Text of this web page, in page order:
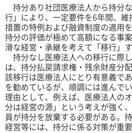
持分あり社団医療法人から持分
行」により、一定要件を6年間、
措置の特例および融資制度の適用
持分の評価が極めて高額になる事
滑な経営・承継を考えて「移行」
持分なし医療法人への移行に際
は、持分払戻請求権・残余財産分
該移行は医療法人にとり有意義で
を勧めているが、順調には進んで
理由として、例えば、医療法人の
分は経営の源」という考えが強く
員が持分を放棄する必要がある。
経営等には、持分に係る対策が重要